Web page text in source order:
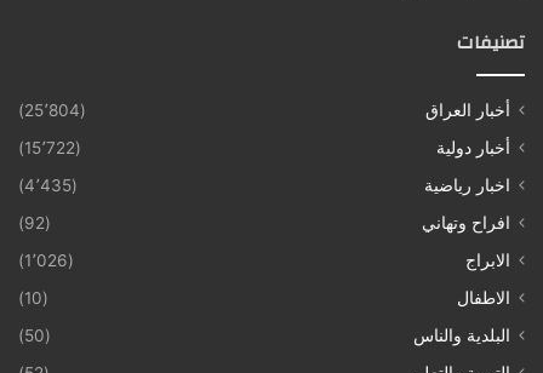
تصنيفات
أخبار العراق
(25٬804)
أخبار دولية
(15٬722)
اخبار رياضية
(4٬435)
افراح وتهاني
(92)
الابراج
(1٬026)
الاطفال
(10)
البلدية والناس
(50)